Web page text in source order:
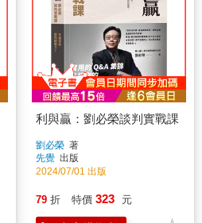
利與贏：劉必榮談判實戰課
劉必榮 著
先覺 出版
2024/07/01 出版
79 折 特價 323 元